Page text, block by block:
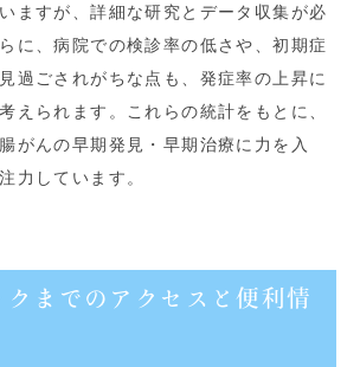
ますが、詳細な研究とデータ収集が必
に、病院での検診率の低さや、初期症
過ごされがちな点も、発症率の上昇に
えられます。これらの統計をもとに、
がんの早期発見・早期治療に力を入
力しています。
クまでのアクセスと便利情